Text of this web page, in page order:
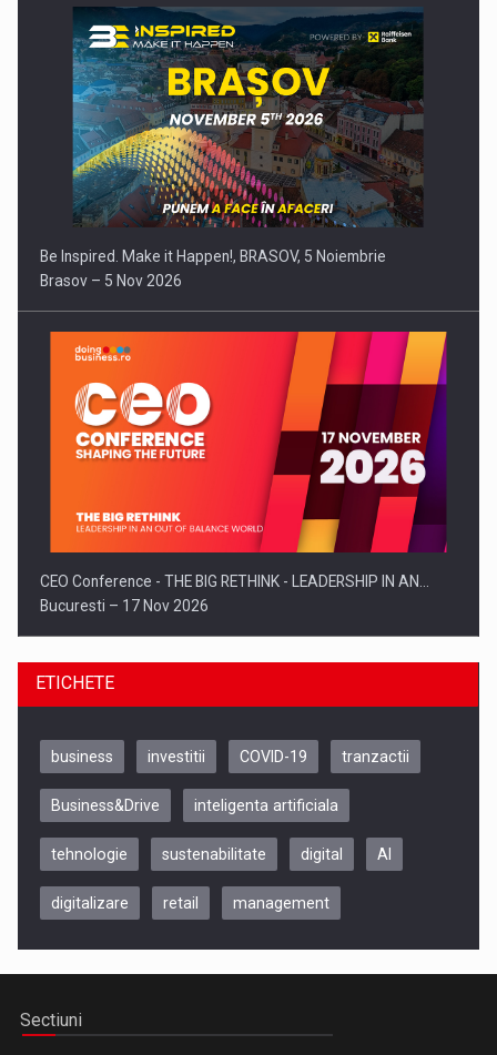
Be Inspired. Make it Happen!, BRASOV, 5 Noiembrie
Brasov – 5 Nov 2026
CEO Conference - THE BIG RETHINK - LEADERSHIP IN AN…
Bucuresti – 17 Nov 2026
Be Inspired. Make it Happen!, CLUJ, 9 Decembrie
ETICHETE
business investitii COVID-19 tranzactii
Business&Drive inteligenta artificiala
tehnologie sustenabilitate digital AI
digitalizare retail management
Sectiuni